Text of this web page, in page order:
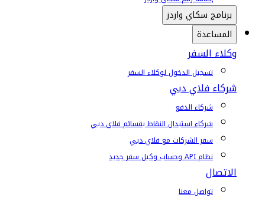
برنامج سكاي واردز
المساعدة
وكلاء السفر
تسجيل الدخول لوكلاء السفر
شركاء فلاي دبي
شركاء الدفع
شركاء استبدال النقاط بقسائم فلاي دبي
سفر الشركات مع فلاي دبي
نظام API وحساب وكيل سفر جديد
الاتصال
تواصل معنا